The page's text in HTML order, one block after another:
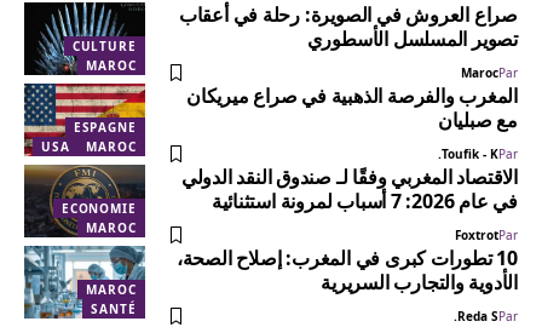
CULTURE
MAROC
صراع العروش في الصويرة: رحلة في أعقاب
تصوير المسلسل الأسطوري
Par
Maroc
ESPAGNE
MAROC
USA
المغرب والفرصة الذهبية في صراع ميريكان
مع صبليان
Par
Toufik - K.
ECONOMIE
MAROC
الاقتصاد المغربي وفقًا لـ صندوق النقد الدولي
في عام 2026: 7 أسباب لمرونة استثنائية
Par
Foxtrot
MAROC
SANTÉ
10 تطورات كبرى في المغرب: إصلاح الصحة،
الأدوية والتجارب السريرية
Par
Reda S.